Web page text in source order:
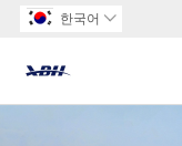
한국어 